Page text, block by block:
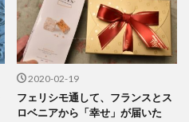
2020-02-19
フェリシモ通して、フランスとス
ロベニアから「幸せ」が届いた